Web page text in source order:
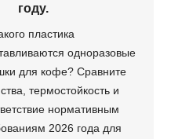
году.
пластика
одноразовые
для кофе? Сравните
термостойкость и
нормативным
2026 года для